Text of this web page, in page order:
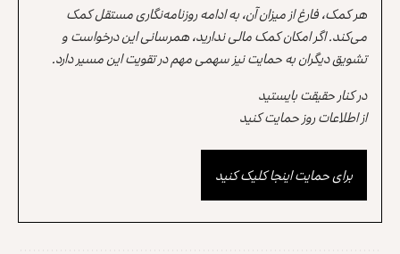
هر کمک، فارغ از میزان آن، به ادامه روزنامه‌نگاری مستقل کمک
می‌کند. اگر امکان کمک مالی ندارید، همرسانی این درخواست و
تشویق دیگران به حمایت نیز سهمی مهم در تقویت این مسیر دارد.
در کنار حقیقت بایستید
از اطلاعات روز حمایت کنید
برای حمایت اینجا کلیک کنید